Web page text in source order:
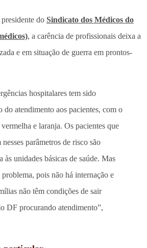
do Sindicato dos Médicos do
, a carência de profissionais deixa a
e em situação de guerra em prontos-
hospitalares tem sido
do atendimento aos pacientes, com o
e laranja. Os pacientes que
parâmetros de risco são
às unidades básicas de saúde. Mas
pois não há internação e
não têm condições de sair
DF procurando atendimento”,